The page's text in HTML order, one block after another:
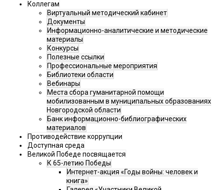
Коллегам
Виртуальный методический кабинет
Документы
Информационно-аналитические и методические
материалы
Конкурсы
Полезные ссылки
Профессиональные мероприятия
Библиотеки области
Вебинары
Места сбора гуманитарной помощи
мобилизованным в муниципальных образованиях
Новгородской области
Банк информационно-библиографических
материалов
Противодействие коррупции
Доступная среда
Великой Победе посвящается
К 65-летию Победы
Интернет-акция «Годы войны: человек и
книга»